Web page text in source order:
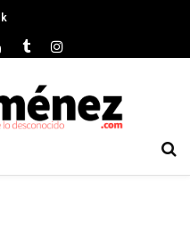
wf-